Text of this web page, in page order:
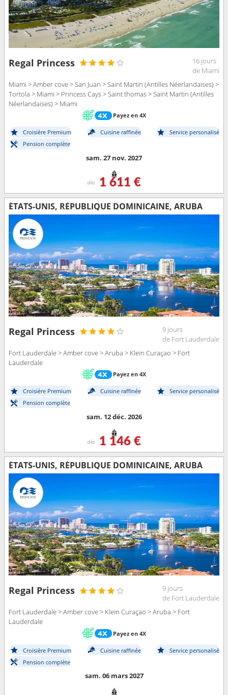
Regal Princess
16 jours
de Miami
Miami > Amber cove > San Juan > Saint Martin (Antilles Néerlandaises) >
Tortola > Miami > Princess Cays > Saint thomas > Saint Martin (Antilles
Néerlandaises) > Miami
Payez en 4X
Croisière Premium Cuisine raffinée
Service personalisé
Pension complète
sam. 27 nov. 2027
dès 1 611 €
ÉTATS-UNIS, RÉPUBLIQUE DOMINICAINE, ARUBA
Regal Princess
9 jours
de Fort Lauderdale
Fort Lauderdale > Amber cove > Aruba > Klein Curaçao > Fort
Lauderdale
Payez en 4X
Croisière Premium Cuisine raffinée
Service personalisé
Pension complète
sam. 12 déc. 2026
dès 1 146 €
ÉTATS-UNIS, RÉPUBLIQUE DOMINICAINE, ARUBA
Regal Princess
9 jours
de Fort Lauderdale
Fort Lauderdale > Amber cove > Klein Curaçao > Aruba > Fort
Lauderdale
Payez en 4X
Croisière Premium Cuisine raffinée
Service personalisé
Pension complète
sam. 06 mars 2027